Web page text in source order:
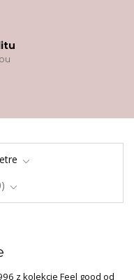
z kolekcie Feel good od